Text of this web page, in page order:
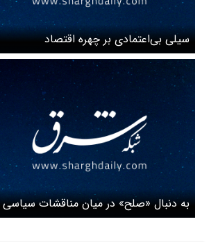
سیلی بی‌اعتمادی بر چهره اقتصاد
به دنبال «صلح» در میان مناقشات سیاسی